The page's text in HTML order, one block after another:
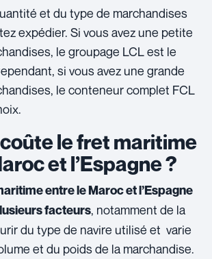
et du type de marchandises
expédier. Si vous avez une petite
le groupage LCL est le
si vous avez une grande
le conteneur complet FCL
le fret maritime
et l’Espagne ?
entre le Maroc et l’Espagne
facteurs, notamment de la
du type de navire utilisé et varie
et du poids de la marchandise.